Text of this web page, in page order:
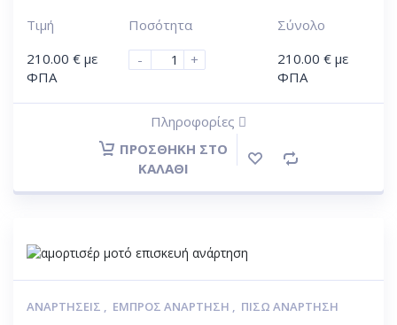
Τιμή
210.00 € με
ΦΠΑ
Ποσότητα
-
+
Σύνολο
210.00 € με
ΦΠΑ
Πληροφορίες
ΠΡΟΣΘΉΚΗ ΣΤΟ
ΚΑΛΆΘΙ
ΑΝΑΡΤΉΣΕΙΣ , ΕΜΠΡΌΣ ΑΝΆΡΤΗΣΗ , ΠΊΣΩ ΑΝΆΡΤΗΣΗ